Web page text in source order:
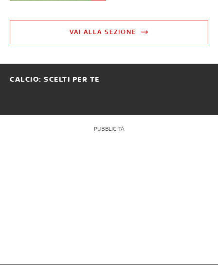
VAI ALLA SEZIONE
CALCIO: SCELTI PER TE
PUBBLICITÀ